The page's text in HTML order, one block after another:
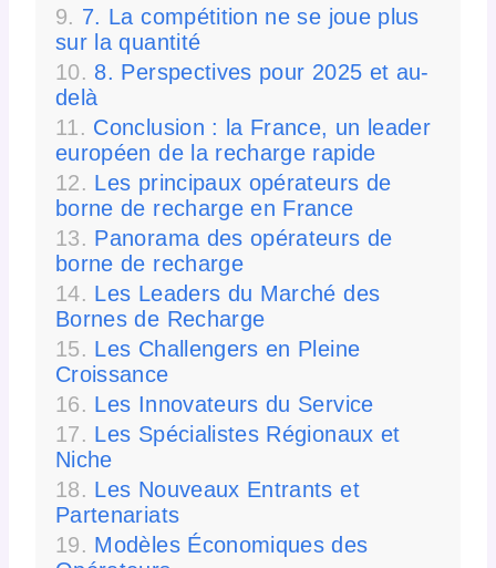
7. La compétition ne se joue plus
sur la quantité
8. Perspectives pour 2025 et au-
delà
Conclusion : la France, un leader
européen de la recharge rapide
Les principaux opérateurs de
borne de recharge en France
Panorama des opérateurs de
borne de recharge
Les Leaders du Marché des
Bornes de Recharge
Les Challengers en Pleine
Croissance
Les Innovateurs du Service
Les Spécialistes Régionaux et
Niche
Les Nouveaux Entrants et
Partenariats
Modèles Économiques des